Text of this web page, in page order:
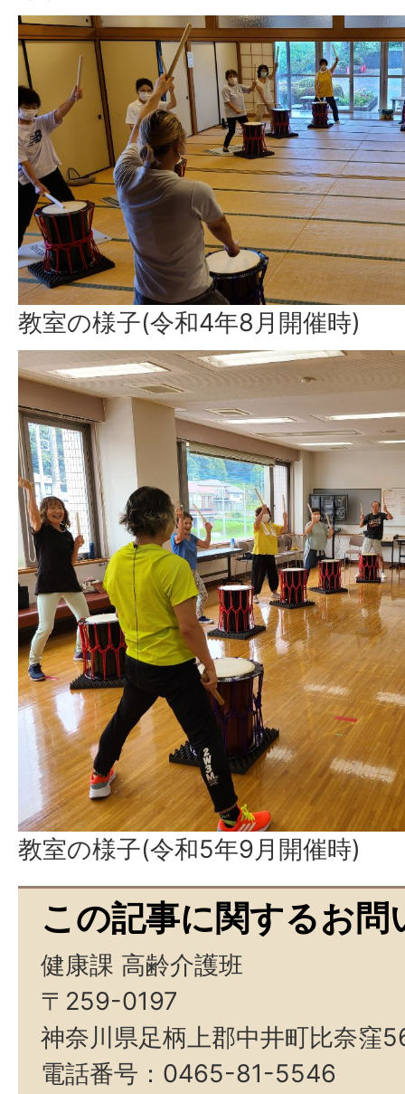
教室の様子(令和4年8月開催時)
教室の様子(令和5年9月開催時)
この記事に関するお問
健康課 高齢介護班
〒259-0197
神奈川県足柄上郡中井町比奈窪
電話番号：0465-81-5546